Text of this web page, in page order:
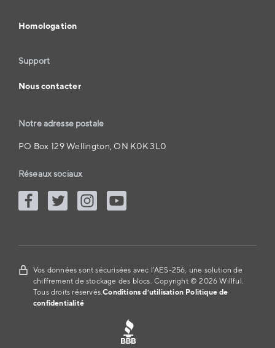
Homologation
Support
Nous contacter
Notre adresse postale
PO Box 129 Wellington, ON K0K 3L0
Réseaux sociaux
Vos données sont sécurisées avec l’AES-256, une solution de
chiffrement de stockage des blocs. Copyright © 2026 Willful.
Tous droits réservés.Conditions d’utilisation Politique de
confidentialité